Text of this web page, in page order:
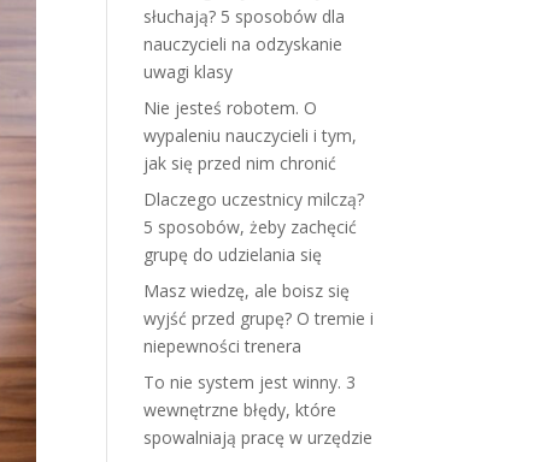
słuchają? 5 sposobów dla
nauczycieli na odzyskanie
uwagi klasy
Nie jesteś robotem. O
wypaleniu nauczycieli i tym,
jak się przed nim chronić
Dlaczego uczestnicy milczą?
5 sposobów, żeby zachęcić
grupę do udzielania się
Masz wiedzę, ale boisz się
wyjść przed grupę? O tremie i
niepewności trenera
To nie system jest winny. 3
wewnętrzne błędy, które
spowalniają pracę w urzędzie